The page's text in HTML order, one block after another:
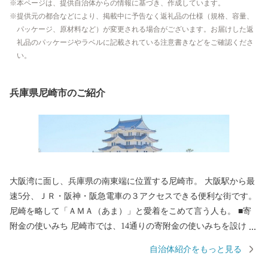
本ページは、提供自治体からの情報に基づき、作成しています。
提供元の都合などにより、掲載中に予告なく返礼品の仕様（規格、容量、
パッケージ、原材料など）が変更される場合がございます。お届けした返
礼品のパッケージやラベルに記載されている注意書きなどをご確認くださ
い。
兵庫県尼崎市のご紹介
大阪湾に面し、兵庫県の南東端に位置する尼崎市。 大阪駅から最
速5分、ＪＲ・阪神・阪急電車の３アクセスできる便利な街です。
尼崎を略して「ＡＭＡ（あま）」と愛着をこめて言う人も。 ■寄
附金の使いみち 尼崎市では、14通りの寄附金の使いみちを設けて
自治体紹介をもっと見る